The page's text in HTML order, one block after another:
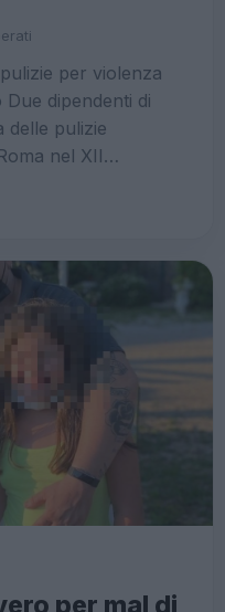
per violenza
dipendenti di
delle pulizie
nel XII…
per mal di